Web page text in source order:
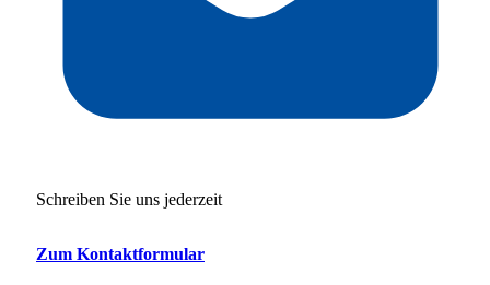
Schreiben Sie uns jederzeit
Zum Kontaktformular